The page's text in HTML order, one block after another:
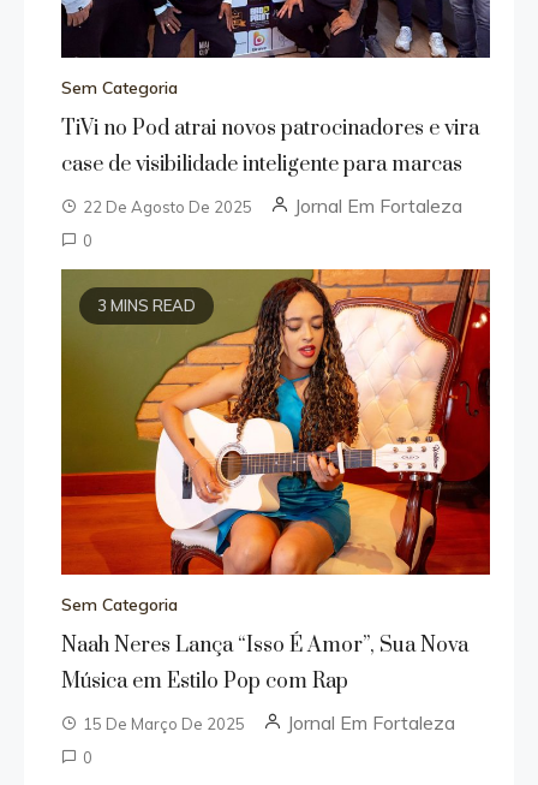
Sem Categoria
TiVi no Pod atrai novos patrocinadores e vira
case de visibilidade inteligente para marcas
22 De Agosto De 2025 Jornal Em Fortaleza
0
3 MINS READ
Sem Categoria
Naah Neres Lança “Isso É Amor”, Sua Nova
Música em Estilo Pop com Rap
15 De Março De 2025 Jornal Em Fortaleza
0